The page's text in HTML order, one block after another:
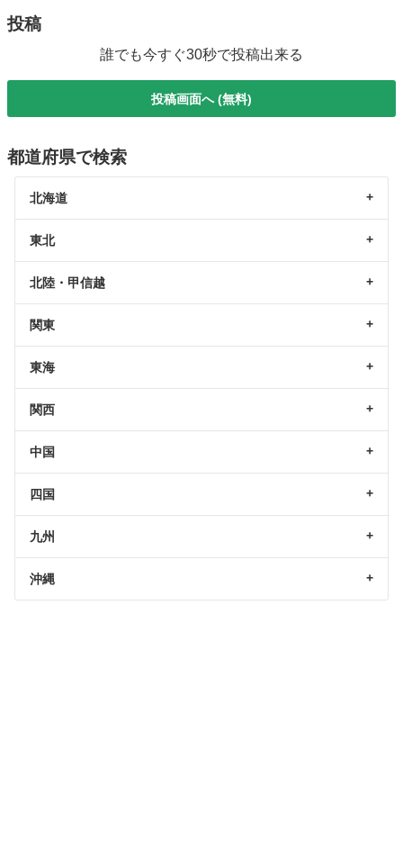
投稿
誰でも今すぐ30秒で投稿出来る
投稿画面へ (無料)
都道府県で検索
北海道
東北
北陸・甲信越
関東
東海
関西
中国
四国
九州
沖縄